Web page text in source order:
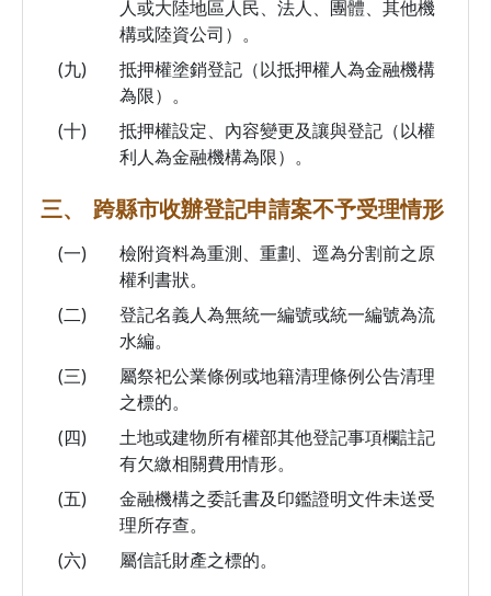
人或大陸地區人民、法人、團體、其他機
構或陸資公司）。
(九)
抵押權塗銷登記（以抵押權人為金融機構
為限）。
(十)
抵押權設定、內容變更及讓與登記（以權
利人為金融機構為限）。
三、 跨縣市收辦登記申請案不予受理情形
(一)
檢附資料為重測、重劃、逕為分割前之原
權利書狀。
(二)
登記名義人為無統一編號或統一編號為流
水編。
(三)
屬祭祀公業條例或地籍清理條例公告清理
之標的。
(四)
土地或建物所有權部其他登記事項欄註記
有欠繳相關費用情形。
(五)
金融機構之委託書及印鑑證明文件未送受
理所存查。
(六)
屬信託財產之標的。